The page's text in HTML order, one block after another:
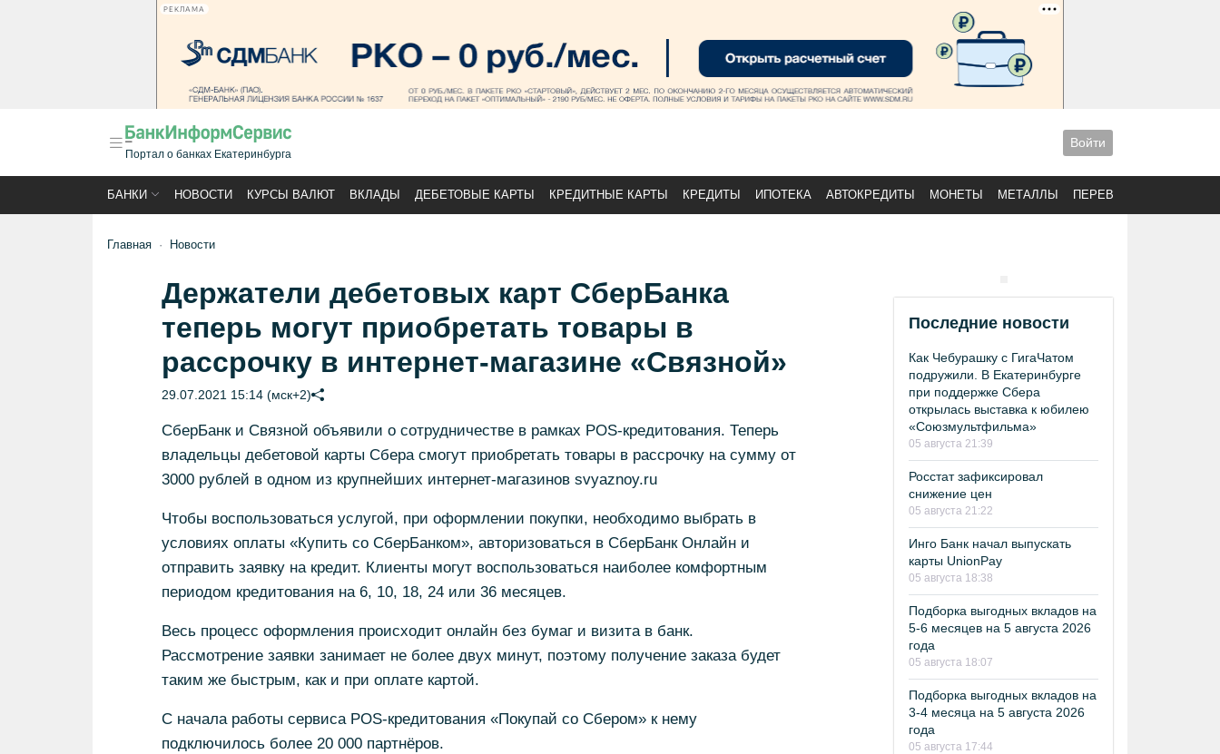
РЕКЛАМА
Портал о банках Екатеринбурга
Войти
БАНКИ НОВОСТИ КУРСЫ ВАЛЮТ ВКЛАДЫ ДЕБЕТОВЫЕ КАРТЫ КРЕДИТНЫЕ КАРТЫ КРЕДИТЫ ИПОТЕКА АВТОКРЕДИТЫ МОНЕТЫ МЕТАЛЛЫ ПЕРЕВОДЫ
Главная Новости
Держатели дебетовых карт СберБанка
теперь могут приобретать товары в
рассрочку в интернет-магазине «Связной»
29.07.2021 15:14 (мск+2)
СберБанк и Связной объявили о сотрудничестве в рамках POS-кредитования. Теперь
владельцы дебетовой карты Сбера смогут приобретать товары в рассрочку на сумму от
3000 рублей в одном из крупнейших интернет-магазинов svyaznoy.ru
Чтобы воспользоваться услугой, при оформлении покупки, необходимо выбрать в
условиях оплаты «Купить со СберБанком», авторизоваться в СберБанк Онлайн и
отправить заявку на кредит. Клиенты могут воспользоваться наиболее комфортным
периодом кредитования на 6, 10, 18, 24 или 36 месяцев.
Весь процесс оформления происходит онлайн без бумаг и визита в банк.
Рассмотрение заявки занимает не более двух минут, поэтому получение заказа будет
таким же быстрым, как и при оплате картой.
С начала работы сервиса POS-кредитования «Покупай со Сбером» к нему
подключилось более 20 000 партнёров.
Последние новости
Как Чебурашку с ГигаЧатом
подружили. В Екатеринбурге
при поддержке Сбера
открылась выставка к юбилею
«Союзмультфильма»
05 августа 21:39
Росстат зафиксировал
снижение цен
05 августа 21:22
Инго Банк начал выпускать
карты UnionPay
05 августа 18:38
Подборка выгодных вкладов на
5-6 месяцев на 5 августа 2026
года
05 августа 18:07
Подборка выгодных вкладов на
3-4 месяца на 5 августа 2026
года
05 августа 17:44